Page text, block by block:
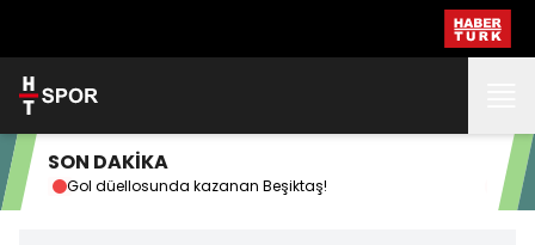
SON DAKİKA
Gol düellosunda kazanan Beşiktaş!